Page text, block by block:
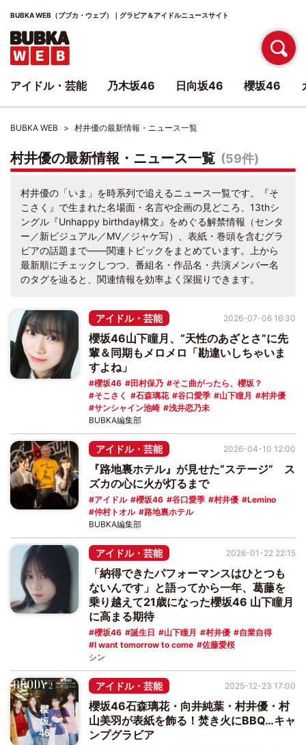
BUBKA WEB（ブブカ・ウェブ）｜グラビア＆アイドルニュースサイト
BUBKA WEB 村井優の最新情報・ニュース一覧
村井優の最新情報・ニュース一覧 (59件)
村井優の「いま」を時系列で追えるニュース一覧です。『そ
こさく』で生まれた名場面・名言や企画の見どころ、13thシ
ングル『Unhappy birthday構文』をめぐる解禁情報（センタ
ー／新ビジュアル／MV／ジャケ写）、表紙・巻頭を含むグラ
ビアの話題まで――関連トピックをまとめています。上から
最新順にチェックしつつ、番組名・作品名・共演メンバー名
のタグを辿ると、関連情報を効率よく深掘りできます。
アイドル・芸能
櫻坂46山下瞳月、“天性のあざとさ”に先
輩＆同期もメロメロ「勘違いしちゃいま
すよね」
櫻坂46 田村保乃
そこ曲がったら、櫻坂？
そこさく
石森璃花 谷口愛季 山下瞳月
村井優
サンシャイン池崎
浅井恋乃未
2026-07-06 16:30
BUBKA編集部
アイドル・芸能
『路地裏ホテル』が見せた“ステージ” ス
ズカの心に火が灯るまで
アイドル 櫻坂46 谷口愛季 村井優
Lemino
仲村トオル
路地裏ホテル
2026-04-10 12:00
BUBKA編集部
アイドル・芸能
「納得できたパフォーマンスはひとつも
ないんです」と語ってから一年、葛藤を
乗り越えて21歳になった櫻坂46 山下瞳月
に高まる期待
櫻坂46 誕生日 山下瞳月 村井優
自業自得
I want tomorrow to come
佐藤愛桜
2026-01-22 22:15
シン
アイドル・芸能
櫻坂46石森璃花・向井純葉・村井優・村
山美羽が表紙を飾る！焚き火にBBQ…キャ
ンプグラビア
2025-12-23 17:00
アイドル・芸能 乃木坂46 日向坂46 櫻坂46